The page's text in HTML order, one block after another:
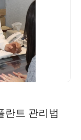
란트 관리법